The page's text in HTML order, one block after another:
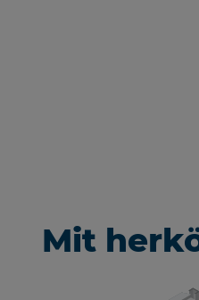
Mit